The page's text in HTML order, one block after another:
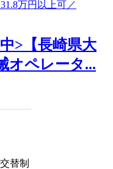
>【長崎県大
オペレータ...
替制